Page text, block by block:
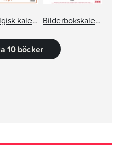
Nostalgisk kalender 2014 Bilderbokskalender 2013
10 böcker